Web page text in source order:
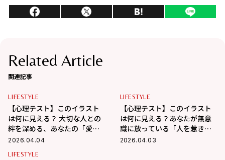
Related Article
関連記事
LIFESTYLE
【心理テスト】このイラスト
は何に見える？ 大切な人との
絆を深める、あなたの「愛さ
れコミュニケーション術」が
2026.04.04
LIFESTYLE
【心理テスト】このイラスト
は何に見える？あなたが無意
識に放っている「人を惹きつ
けるオーラ」がわかる！
2026.04.03
LIFESTYLE